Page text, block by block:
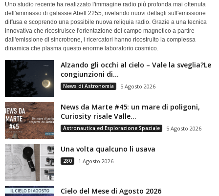
Uno studio recente ha realizzato l'immagine radio più profonda mai ottenuta
dell'ammasso di galassie Abell 2255, rivelando nuovi dettagli sull'emissione
diffusa e scoprendo una possibile nuova reliquia radio. Grazie a una tecnica
innovativa che ricostruisce l'orientazione del campo magnetico a partire
dall'emissione di sincrotrone, i ricercatori hanno ricostruito la complessa
dinamica che plasma questo enorme laboratorio cosmico.
Alzando gli occhi al cielo – Vale la sveglia?Le
congiunzioni di...
News di Astronomia 5 Agosto 2026
News da Marte #45: un mare di poligoni,
Curiosity risale Valle...
Astronautica ed Esplorazione Spaziale 5 Agosto 2026
Una volta qualcuno li usava
280 1 Agosto 2026
Cielo del Mese di Agosto 2026